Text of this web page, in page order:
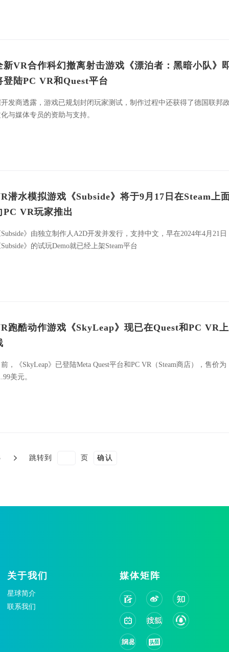
新VR合作科幻撤离射击游戏《漂泊者：黑暗小队》
登陆PC VR和Quest平台
发商透露，游戏已规划封闭玩家测试，制作过程中还获得了德国联邦
与媒体专员的资助与支持。
潜水模拟游戏《Subside》将于9月17日在Steam上
PC VR玩家推出
》由独立制作人A2D开发并发行，支持中文，早在2024年4月21日
》的试玩Demo就已经上架Steam平台
跑酷动作游戏《SkyLeap》现已在Quest和PC VR上
，《SkyLeap》已登陆Meta Quest平台和PC VR（Steam商店），售价为
美元。
跳转到 页 确认
关于我们
星球简介
联系我们
媒体矩阵